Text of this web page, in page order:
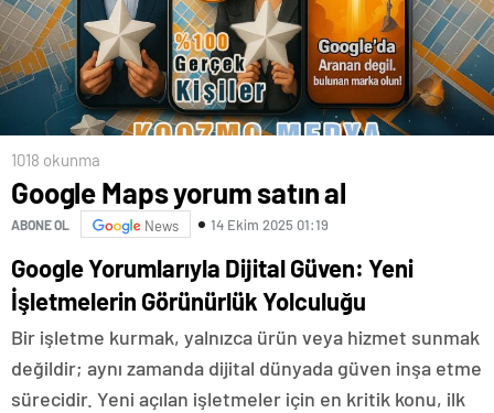
1018 okunma
Google Maps yorum satın al
ABONE OL News 14 Ekim 2025 01:19
Google Yorumlarıyla Dijital Güven: Yeni
İşletmelerin Görünürlük Yolculuğu
Bir işletme kurmak, yalnızca ürün veya hizmet sunmak
değildir; aynı zamanda dijital dünyada güven inşa etme
sürecidir. Yeni açılan işletmeler için en kritik konu, ilk